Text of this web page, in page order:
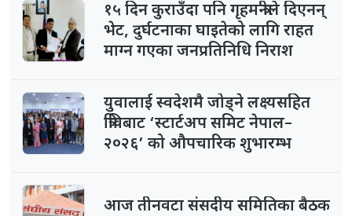
१५ दिन कुराउँदा पनि गृहमन्त्रीले दिएनन्
भेट, दुर्घटनाका घाइतेको लागि राहत
माग्न गएका जनप्रतिनिधि निराश
युवालाई स्वदेशमै जोड्ने लक्ष्यसहित
त्रिविबाट ‘स्टार्टअप समिट नेपाल–
२०२६’ को औपचारिक शुभारम्भ
आज तीनवटा संसदीय समितिका बैठक